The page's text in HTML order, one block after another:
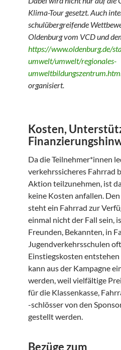
Klima-Tour gesetzt. Auch
schulübergreifende
Oldenburg vom VCD und
https://www.oldenburg.de/
umwelt/umwelt/regionales-
organisiert.
Kosten,
Da die Teilnehmer*innen
verkehrssicheres Fahrrad
Aktion teilzunehmen, ist
keine Kosten anfallen.
steht ein Fahrrad zur
einmal nicht der Fall sein,
Freunden, Bekannten, in
Jugendverkehrsschulen
Einstiegskosten
kann aus der Kampagne
werden, weil vielfältige
für die Klassenkasse,
-schlösser von den
gestellt werden.
Bezüge zum